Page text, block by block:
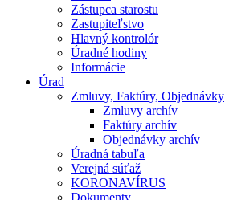
Zástupca starostu
Zastupiteľstvo
Hlavný kontrolór
Úradné hodiny
Informácie
Úrad
Zmluvy, Faktúry, Objednávky
Zmluvy archív
Faktúry archív
Objednávky archív
Úradná tabuľa
Verejná súťaž
KORONAVÍRUS
Dokumenty